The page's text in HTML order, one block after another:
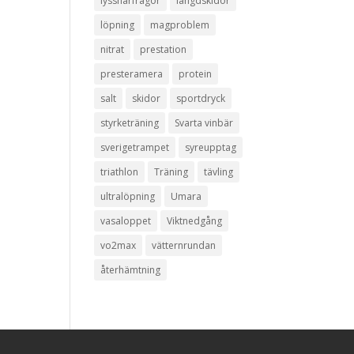
löpning
magproblem
nitrat
prestation
presteramera
protein
salt
skidor
sportdryck
styrketräning
Svarta vinbär
sverigetrampet
syreupptag
triathlon
Träning
tävling
ultralöpning
Umara
vasaloppet
Viktnedgång
vo2max
vätternrundan
återhämtning